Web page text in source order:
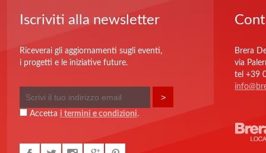
Iscriviti alla newsletter
Riceverai gli aggiornamenti sugli eventi,
i progetti e le iniziative future.
Accetta i termini e condizioni.
Brera
via
tel +39